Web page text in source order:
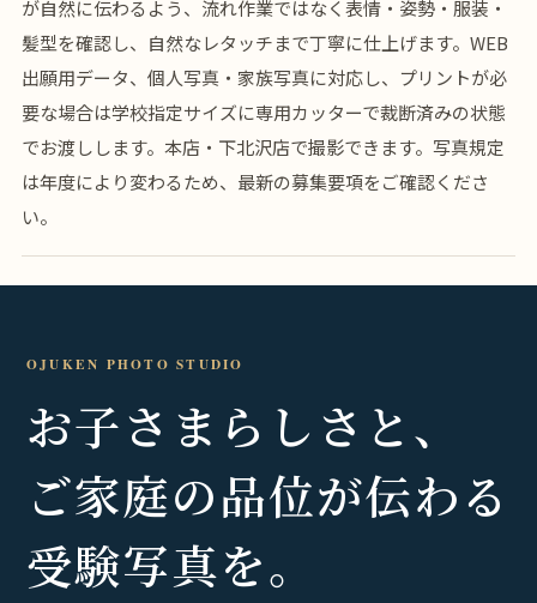
が自然に伝わるよう、流れ作業ではなく表情・姿勢・服装・
髪型を確認し、自然なレタッチまで丁寧に仕上げます。WEB
出願用データ、個人写真・家族写真に対応し、プリントが必
要な場合は学校指定サイズに専用カッターで裁断済みの状態
でお渡しします。本店・下北沢店で撮影できます。写真規定
は年度により変わるため、最新の募集要項をご確認くださ
い。
OJUKEN PHOTO STUDIO
お子さまらしさと、
ご家庭の品位が伝わる
受験写真を。